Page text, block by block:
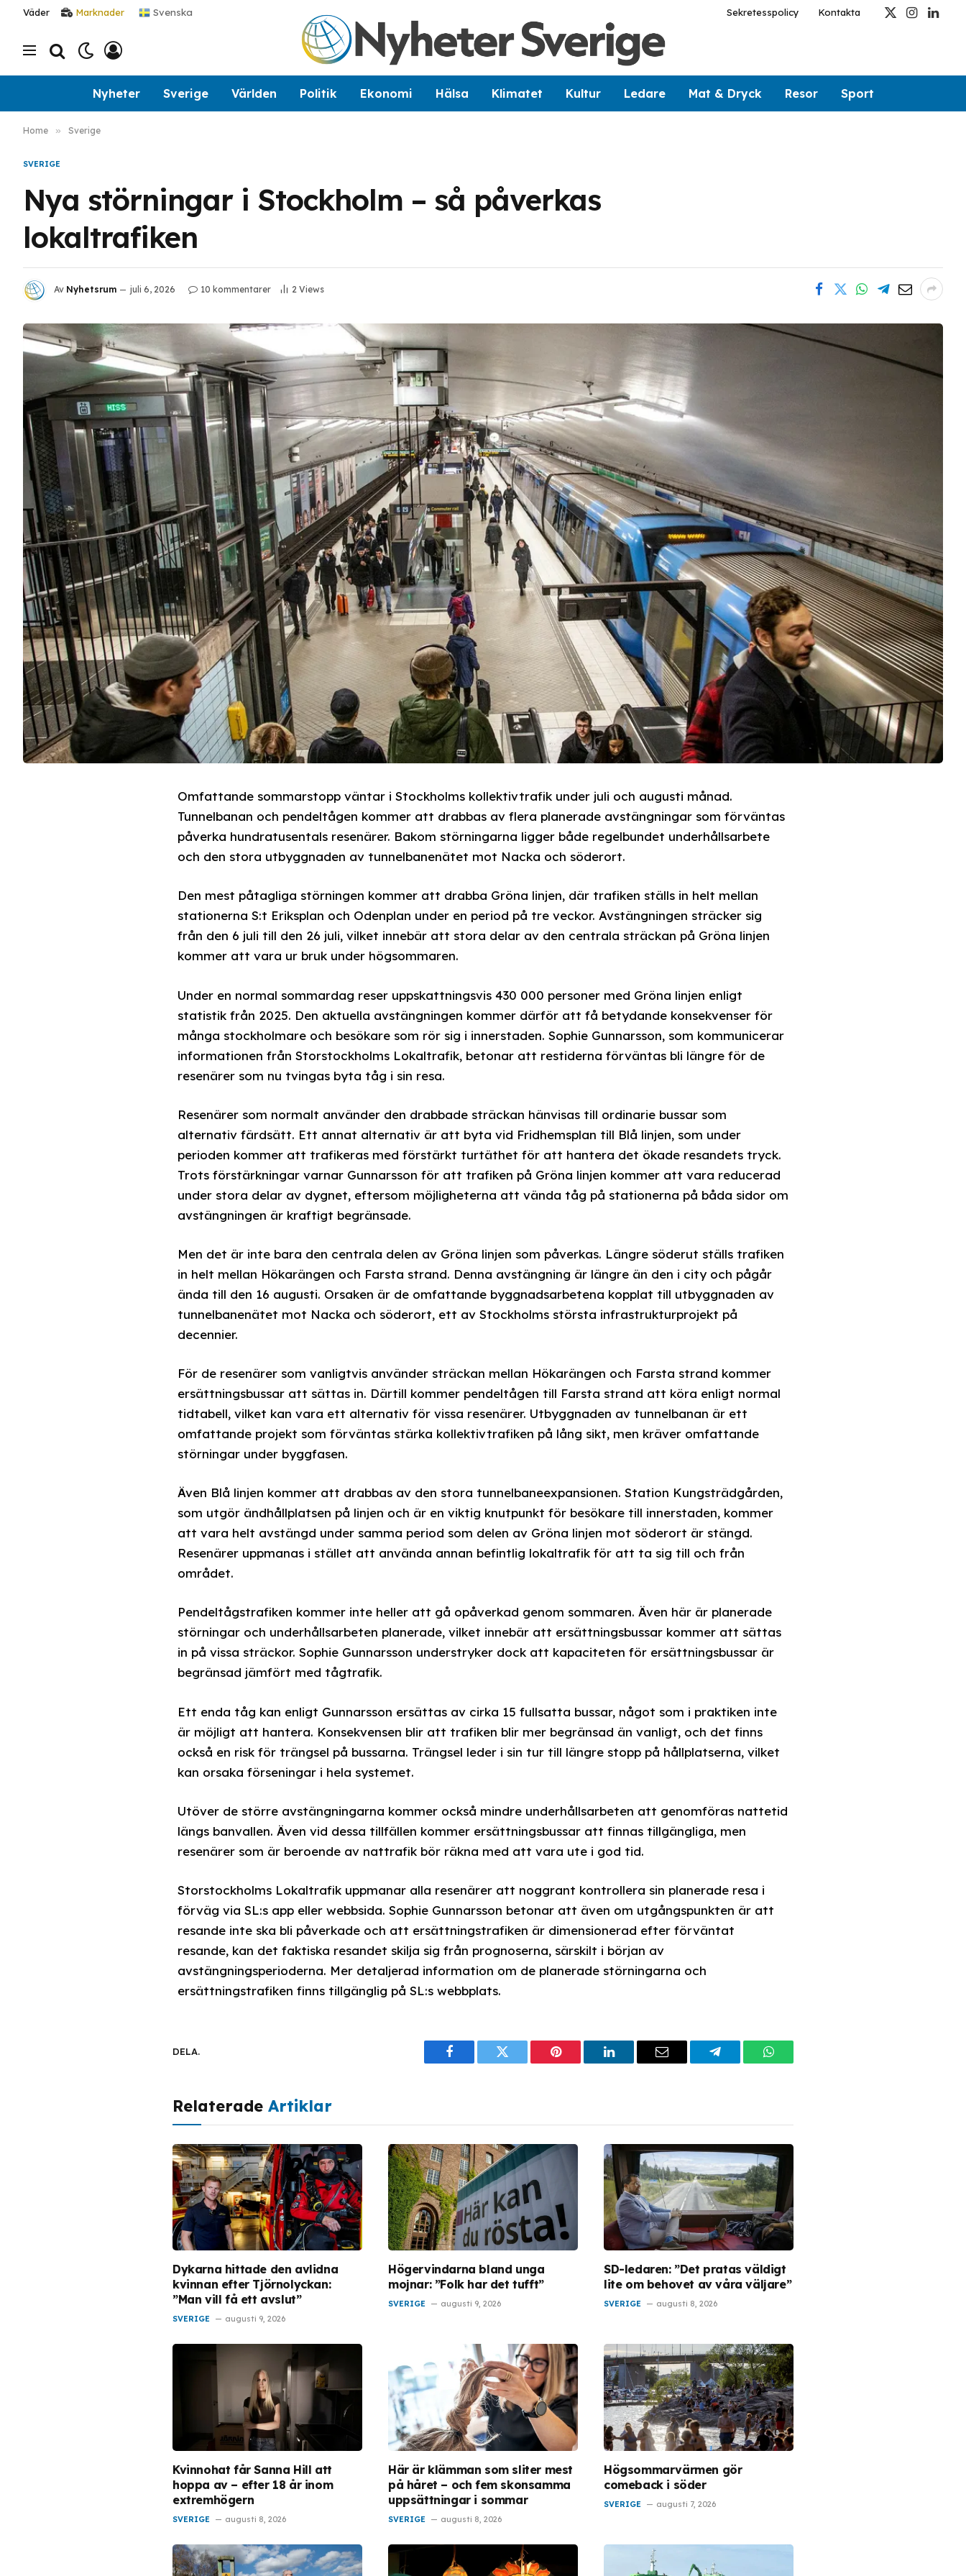
Väder Marknader Svenska Sekretesspolicy Kontakta
X
Instagram
Nyheter Sverige Världen Politik Ekonomi Hälsa Klimatet Kultur Ledare Mat & Dryck Resor Sport
Home » Sverige
SVERIGE
Nya störningar i Stockholm – så påverkas
lokaltrafiken
Av Nyhetsrum juli 6, 2026 10 kommentarer 2 Views
Omfattande sommarstopp väntar i Stockholms kollektivtrafik under juli och augusti månad.
Tunnelbanan och pendeltågen kommer att drabbas av flera planerade avstängningar som förväntas
påverka hundratusentals resenärer. Bakom störningarna ligger både regelbundet underhållsarbete
och den stora utbyggnaden av tunnelbanenätet mot Nacka och söderort.
Den mest påtagliga störningen kommer att drabba Gröna linjen, där trafiken ställs in helt mellan
stationerna S:t Eriksplan och Odenplan under en period på tre veckor. Avstängningen sträcker sig
från den 6 juli till den 26 juli, vilket innebär att stora delar av den centrala sträckan på Gröna linjen
kommer att vara ur bruk under högsommaren.
Under en normal sommardag reser uppskattningsvis 430 000 personer med Gröna linjen enligt
statistik från 2025. Den aktuella avstängningen kommer därför att få betydande konsekvenser för
många stockholmare och besökare som rör sig i innerstaden. Sophie Gunnarsson, som kommunicerar
informationen från Storstockholms Lokaltrafik, betonar att restiderna förväntas bli längre för de
resenärer som nu tvingas byta tåg i sin resa.
Resenärer som normalt använder den drabbade sträckan hänvisas till ordinarie bussar som
alternativ färdsätt. Ett annat alternativ är att byta vid Fridhemsplan till Blå linjen, som under
perioden kommer att trafikeras med förstärkt turtäthet för att hantera det ökade resandets tryck.
Trots förstärkningar varnar Gunnarsson för att trafiken på Gröna linjen kommer att vara reducerad
under stora delar av dygnet, eftersom möjligheterna att vända tåg på stationerna på båda sidor om
avstängningen är kraftigt begränsade.
Men det är inte bara den centrala delen av Gröna linjen som påverkas. Längre söderut ställs trafiken
in helt mellan Hökarängen och Farsta strand. Denna avstängning är längre än den i city och pågår
ända till den 16 augusti. Orsaken är de omfattande byggnadsarbetena kopplat till utbyggnaden av
tunnelbanenätet mot Nacka och söderort, ett av Stockholms största infrastrukturprojekt på
decennier.
För de resenärer som vanligtvis använder sträckan mellan Hökarängen och Farsta strand kommer
ersättningsbussar att sättas in. Därtill kommer pendeltågen till Farsta strand att köra enligt normal
tidtabell, vilket kan vara ett alternativ för vissa resenärer. Utbyggnaden av tunnelbanan är ett
omfattande projekt som förväntas stärka kollektivtrafiken på lång sikt, men kräver omfattande
störningar under byggfasen.
Även Blå linjen kommer att drabbas av den stora tunnelbaneexpansionen. Station Kungsträdgården,
som utgör ändhållplatsen på linjen och är en viktig knutpunkt för besökare till innerstaden, kommer
att vara helt avstängd under samma period som delen av Gröna linjen mot söderort är stängd.
Resenärer uppmanas i stället att använda annan befintlig lokaltrafik för att ta sig till och från
området.
Pendeltågstrafiken kommer inte heller att gå opåverkad genom sommaren. Även här är planerade
störningar och underhållsarbeten planerade, vilket innebär att ersättningsbussar kommer att sättas
in på vissa sträckor. Sophie Gunnarsson understryker dock att kapaciteten för ersättningsbussar är
begränsad jämfört med tågtrafik.
Ett enda tåg kan enligt Gunnarsson ersättas av cirka 15 fullsatta bussar, något som i praktiken inte
är möjligt att hantera. Konsekvensen blir att trafiken blir mer begränsad än vanligt, och det finns
också en risk för trängsel på bussarna. Trängsel leder i sin tur till längre stopp på hållplatserna, vilket
kan orsaka förseningar i hela systemet.
Utöver de större avstängningarna kommer också mindre underhållsarbeten att genomföras nattetid
längs banvallen. Även vid dessa tillfällen kommer ersättningsbussar att finnas tillgängliga, men
resenärer som är beroende av nattrafik bör räkna med att vara ute i god tid.
Storstockholms Lokaltrafik uppmanar alla resenärer att noggrant kontrollera sin planerade resa i
förväg via SL:s app eller webbsida. Sophie Gunnarsson betonar att även om utgångspunkten är att
resande inte ska bli påverkade och att ersättningstrafiken är dimensionerad efter förväntat
resande, kan det faktiska resandet skilja sig från prognoserna, särskilt i början av
avstängningsperioderna. Mer detaljerad information om de planerade störningarna och
ersättningstrafiken finns tillgänglig på SL:s webbplats.
DELA.
FacebookTwitter PinterestLinkedInEmail TelegramWhatsApp
Relaterade Artiklar
Dykarna hittade den avlidna
kvinnan efter Tjörnolyckan:
”Man vill få ett avslut”
SVERIGE augusti 9, 2026
Högervindarna bland unga
mojnar: ”Folk har det tufft”
SVERIGE augusti 9, 2026
SD-ledaren: ”Det pratas väldigt
lite om behovet av våra väljare”
SVERIGE augusti 8, 2026
Kvinnohat får Sanna Hill att
hoppa av – efter 18 år inom
extremhögern
SVERIGE augusti 8, 2026
Här är klämman som sliter mest
på håret – och fem skonsamma
uppsättningar i sommar
SVERIGE augusti 8, 2026
Högsommarvärmen gör
comeback i söder
SVERIGE augusti 7, 2026